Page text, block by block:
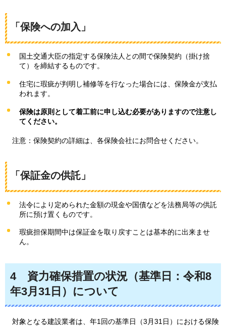
「保険への加入」
国土交通大臣の指定する保険法人との間で保険契約（掛け捨
て）を締結するものです。
住宅に瑕疵が判明し補修等を行なった場合には、保険金が支払
われます。
保険は原則として着工前に申し込む必要がありますので注意し
てください。
注意： 保険契約の詳細は、各保険会社にお問合せください。
「保証金の供託」
法令により定められた金額の現金や国債などを法務局等の供託
所に預け置くものです。
瑕疵担保期間中は保証金を取り戻すことは基本的に出来ませ
ん。
4 資力確保措置の状況（基準日：令和8
年3月31日）について
対象となる建設業者は、 年1回の基準日（3月31日）における保険